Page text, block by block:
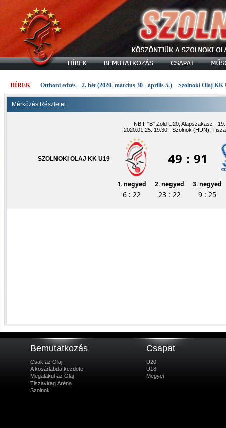
HÍREK Otthoni edzés – 2. hét (2020. március 30 - április 5.) – Szolnoki Olaj KK
Mérkőzés Részletei
NB I. "B" Zöld U20, Alapszakasz -
2020.01.25. 19:30 Szolnok (HUN),
SZOLNOKI OLAJ KK U19 49 : 91
1. negyed 2. negyed 3. negyed
6 : 22 23 : 22 9 : 25
Bemutatkozás
Csak az Olaj
A kosárlabda kezdete
Megalakul az Olaj
Tiszavirág Aréna
Szolnok
Csapat
U20
U18
Megyei